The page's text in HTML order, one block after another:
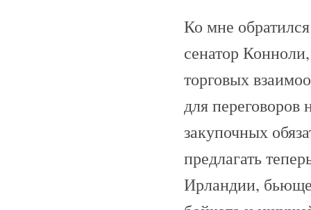
Ко мне
сенатор
торговых
для переговоров
закупочных
предлагать
Ирландии,